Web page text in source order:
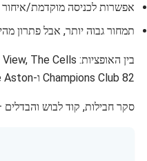
אפשרות לכניסה מוקדמת/איחור
תמחור גבוה יותר, אבל פתרון
82 Champions Club ו-The Aston (אזורים יוקרתיים).
סקר חבילות, קוד לבוש והבדלים